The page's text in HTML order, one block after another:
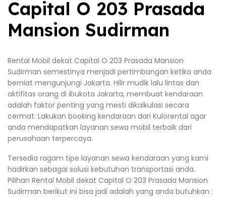
Capital O 203 Prasada
Mansion Sudirman
Rental Mobil dekat Capital O 203 Prasada Mansion
Sudirman semestinya menjadi pertimbangan ketika anda
berniat mengunjungi Jakarta. Hilir mudik lalu lintas dan
aktifitas orang di ibukota Jakarta, membuat kendaraan
adalah faktor penting yang mesti dikalkulasi secara
cermat. Lakukan booking kendaraan dari Kulorental agar
anda mendapatkan layanan sewa mobil terbaik dari
perusahaan terpercaya.
Tersedia ragam tipe layanan sewa kendaraan yang kami
hadirkan sebagai solusi kebutuhan transportasi anda.
Pilihan Rental Mobil dekat Capital O 203 Prasada Mansion
Sudirman berikut ini bisa jadi adalah yang anda butuhkan :